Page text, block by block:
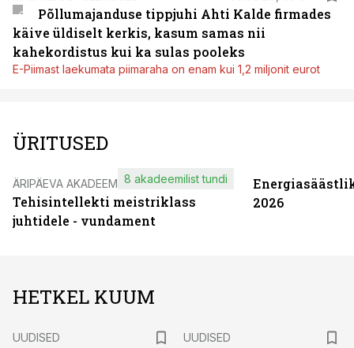
Põllumajanduse tippjuhi Ahti Kalde firmades
käive üldiselt kerkis, kasum samas nii
kahekordistus kui ka sulas pooleks
E-Piimast laekumata piimaraha on enam kui 1,2 miljonit eurot
ÜRITUSED
ÄRIPÄEVA AKADEEMIA
Tehisintellekti meistriklass
juhtidele - vundament
8 akadeemilist tundi
2026
HETKEL KUUM
UUDISED
UUDISED